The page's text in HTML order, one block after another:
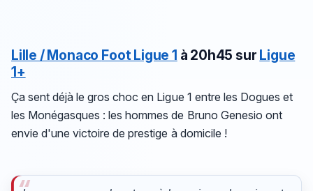
Lille / Monaco Foot Ligue 1 à 20h45 sur Ligue
1+
Ça sent déjà le gros choc en Ligue 1 entre les Dogues et
les Monégasques : les hommes de Bruno Genesio ont
envie d'une victoire de prestige à domicile !